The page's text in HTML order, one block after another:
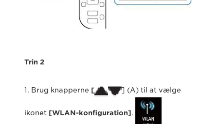
Trin 2
1. Brug knapperne [ ] (A) til at vælge
ikonet [WLAN-konfiguration].